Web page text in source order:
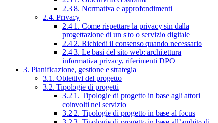
2.3.8. Normativa e approfondimenti
2.4. Privacy
2.4.1. Come rispettare la privacy sin dalla
progettazione di un sito o servizio digitale
2.4.2. Richiedi il consenso quando necessario
2.4.3. Le basi del sito web: architettura,
informativa privacy, riferimenti DPO
3. Pianificazione, gestione e strategia
3.1. Obiettivi del progetto
3.2. Tipologie di progetti
3.2.1. Tipologie di progetto in base agli attori
coinvolti nel servizio
3.2.2. Tipologie di progetto in base al focus